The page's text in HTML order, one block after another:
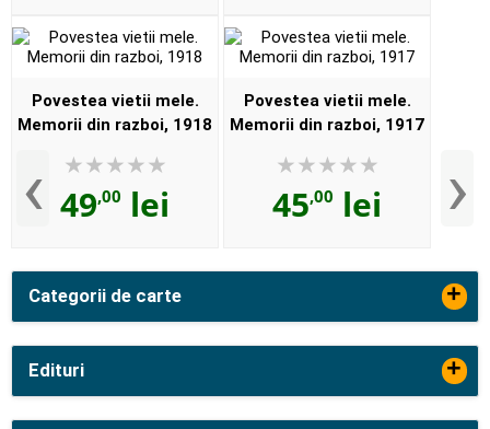
Categorii de carte +
Edituri +
‹
Povestea vietii mele.
Memorii din razboi, 1918
49,00 lei
Povestea vietii mele.
Memorii din razboi, 1917
45,00 lei ›